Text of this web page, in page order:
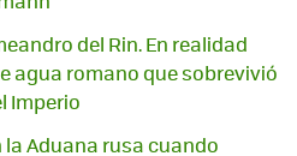
del Rin. En realidad
agua romano que sobrevivió
Imperio
la Aduana rusa cuando